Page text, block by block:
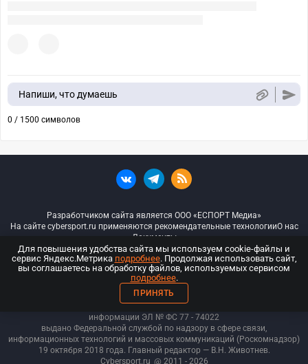
Напиши, что думаешь
0 / 1500 символов
Разработчиком сайта является ООО «ЕСПОРТ Медиа»
На сайте cybersport.ru применяются рекомендательные технологииО нас
Документы
© ООО «Киберспорт.ру» — Все права защищены
18+
ООО «Киберспорт.ру». Свидетельство о регистрации средств массовой
информации ЭЛ № ФС 77 - 74022
выдано Федеральной службой по надзору в сфере связи,
информационных технологий и массовых коммуникаций (Роскомнадзор)
19 октября 2018 года. Главный редактор — В.Н. Животнев.
Cybersport.ru @ 2011 - 2026
Для повышения удобства сайта мы используем cookie-файлы и
сервис Яндекс.Метрика подробнее. Продолжая использовать сайт,
вы соглашаетесь на обработку файлов, используемых сервисом
подробнее.
ПРИНЯТЬ